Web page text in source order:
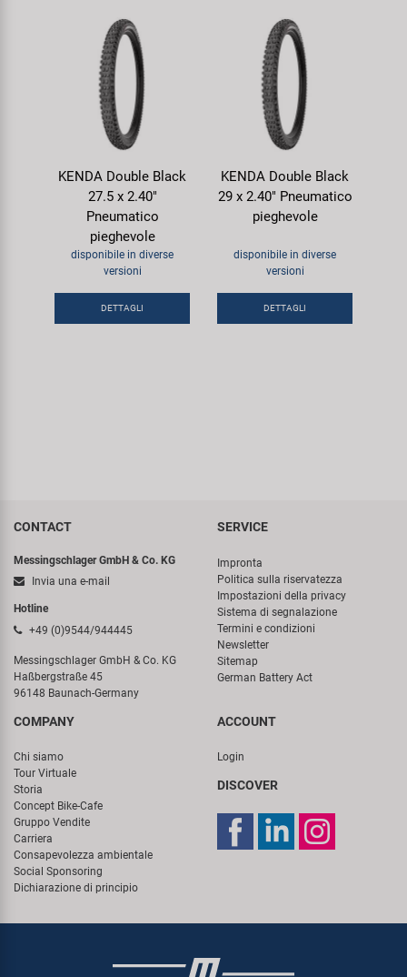
KENDA Double Black
27.5 x 2.40"
Pneumatico
pieghevole
disponibile in diverse
versioni
DETTAGLI
KENDA Double Black
29 x 2.40" Pneumatico
pieghevole
disponibile in diverse
versioni
DETTAGLI
CONTACT
Messingschlager GmbH & Co. KG
Invia una e-mail
Hotline
+49 (0)9544/944445
Messingschlager GmbH & Co. KG
Haßbergstraße 45
96148 Baunach-Germany
SERVICE
Impronta
Politica sulla riservatezza
Impostazioni della privacy
Sistema di segnalazione
Termini e condizioni
Newsletter
Sitemap
German Battery Act
COMPANY
Chi siamo
Tour Virtuale
Storia
Concept Bike-Cafe
Gruppo Vendite
Carriera
Consapevolezza ambientale
Social Sponsoring
Dichiarazione di principio
ACCOUNT
Login
DISCOVER